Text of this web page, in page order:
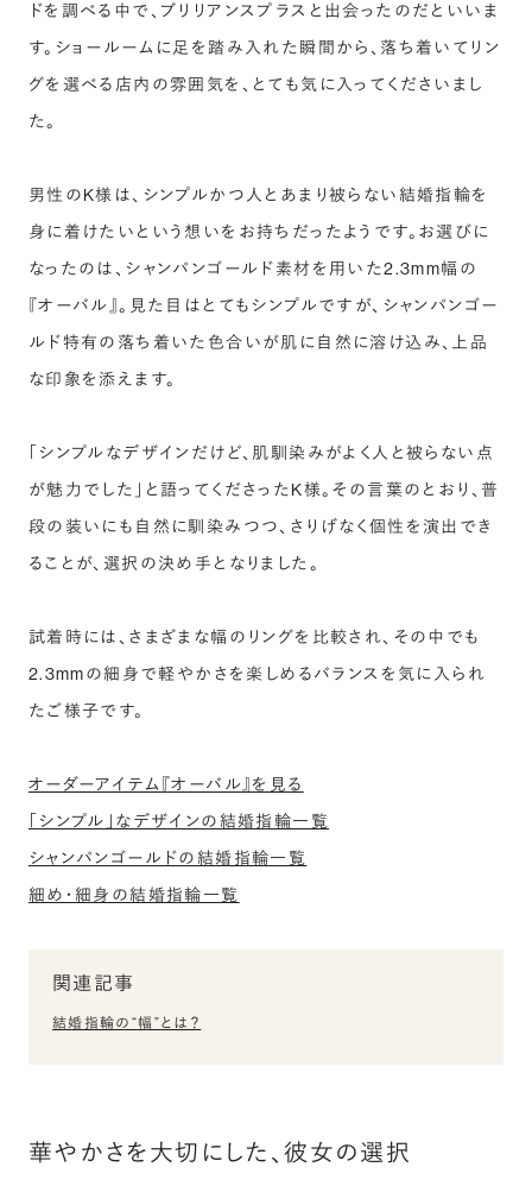
ドを調べる中で、ブリリアンスプラスと出会ったのだといいま
す。ショールームに足を踏み入れた瞬間から、落ち着いてリン
グを選べる店内の雰囲気を、とても気に入ってくださいまし
た。
男性のK様は、シンプルかつ人とあまり被らない結婚指輪を
身に着けたいという想いをお持ちだったようです。お選びに
なったのは、シャンパンゴールド素材を用いた2.3mm幅の
『オーバル』。見た目はとてもシンプルですが、シャンパンゴー
ルド特有の落ち着いた色合いが肌に自然に溶け込み、上品
な印象を添えます。
「シンプルなデザインだけど、肌馴染みがよく人と被らない点
が魅力でした」と語ってくださったK様。その言葉のとおり、普
段の装いにも自然に馴染みつつ、さりげなく個性を演出でき
ることが、選択の決め手となりました。
試着時には、さまざまな幅のリングを比較され、その中でも
2.3mmの細身で軽やかさを楽しめるバランスを気に入られ
たご様子です。
オーダーアイテム『オーバル』を見る
「シンプル」なデザインの結婚指輪一覧
シャンパンゴールドの結婚指輪一覧
細め・細身の結婚指輪一覧
関連記事
結婚指輪の“幅”とは？
華やかさを大切にした、彼女の選択